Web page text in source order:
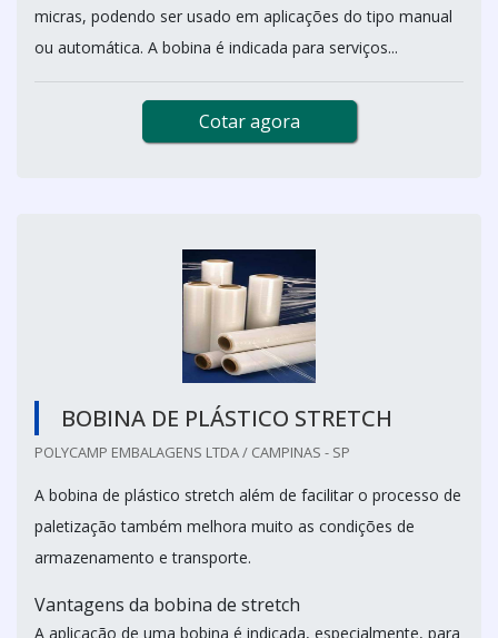
micras, podendo ser usado em aplicações do tipo manual
ou automática. A bobina é indicada para serviços...
Cotar agora
BOBINA DE PLÁSTICO STRETCH
POLYCAMP EMBALAGENS LTDA / CAMPINAS - SP
A bobina de plástico stretch além de facilitar o processo de
paletização também melhora muito as condições de
armazenamento e transporte.
Vantagens da bobina de stretch
A aplicação de uma bobina é indicada, especialmente, para